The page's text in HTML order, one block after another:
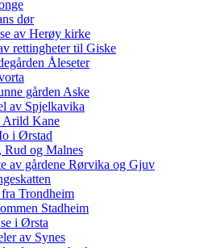
dør
av Herøy kirke
rettingheter til Giske
Åleseter
gården Aske
av Spjelkavika
Arild Kane
i Ørstad
Rud og Malnes
av gårdene Rørvika og Gjuv
Trondheim
Stadheim
i Ørsta
av Synes